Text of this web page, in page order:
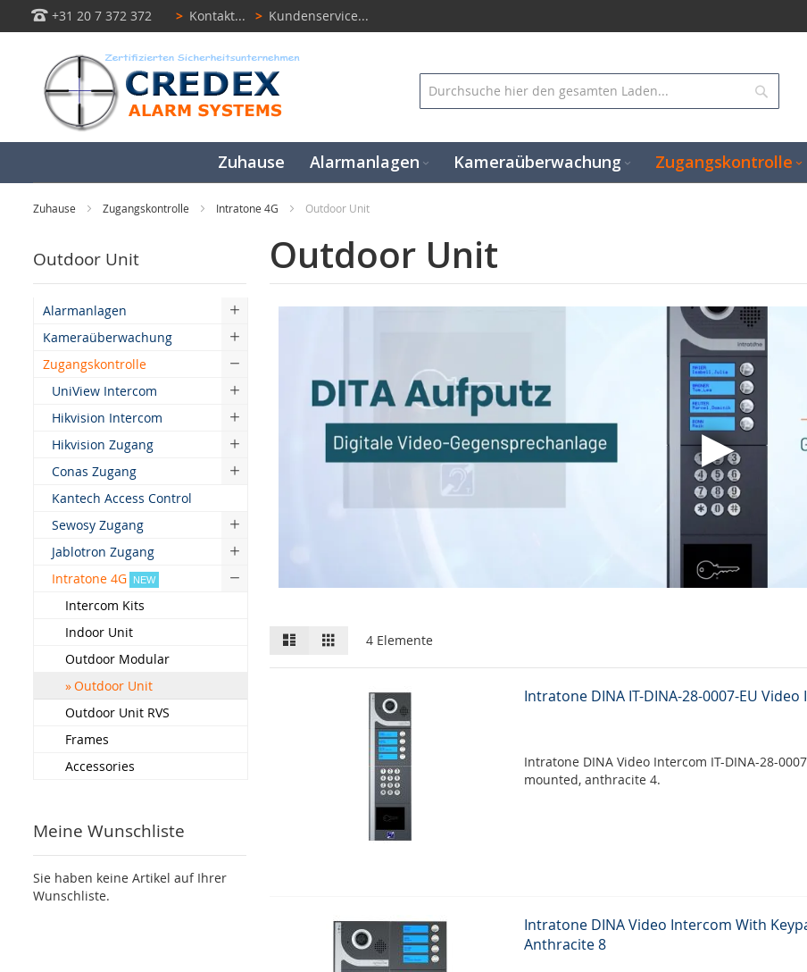
+31 20 7 372 372 > Kontakt... > Kundenservice...
Zuhause Alarmanlagen Kameraüberwachung Zugangskontrolle
Zuhause Zugangskontrolle Intratone 4G Outdoor Unit
Outdoor Unit
Liste Gitter
4Elemente
Intratone DINA IT-DINA-28-0007-EU
Intratone DINA Video Intercom IT-DINA-28-
mounted, anthracite 4.
Intratone DINA Video Intercom With
Anthracite 8
Outdoor Unit
Alarmanlagen
Kameraüberwachung
Zugangskontrolle
UniView Intercom
Hikvision Intercom
Hikvision Zugang
Conas Zugang
Kantech Access Control
Sewosy Zugang
Jablotron Zugang
Intratone 4G
NEW
Intercom Kits
Indoor Unit
Outdoor Modular
Outdoor Unit
Outdoor Unit RVS
Frames
Accessories
Meine Wunschliste
Sie haben keine Artikel auf Ihrer
Wunschliste.